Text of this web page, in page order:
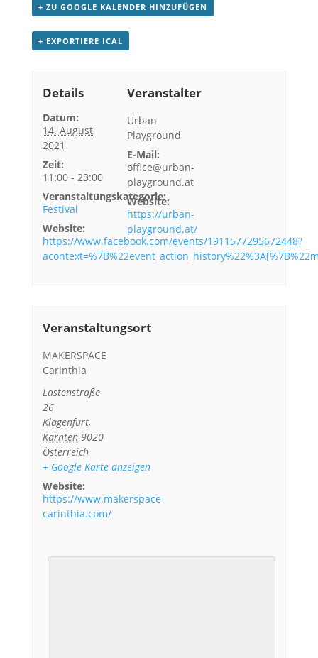
+ ZU GOOGLE KALENDER HINZUFÜGEN
+ EXPORTIERE ICAL
Details
Datum:
14. August
2021
Zeit:
11:00 - 23:00
Veranstaltungskategorie:
Festival
Website:
https://www.facebook.com/events/1911577295672448?
Veranstalter
Urban
Playground
E-Mail:
office@urban-
playground.at
Website:
https://urban-
playground.at/
Veranstaltungsort
MAKERSPACE
Carinthia
Lastenstraße
26
Klagenfurt,
Kärnten 9020
Österreich
+ Google Karte anzeigen
Website:
https://www.makerspace-
carinthia.com/